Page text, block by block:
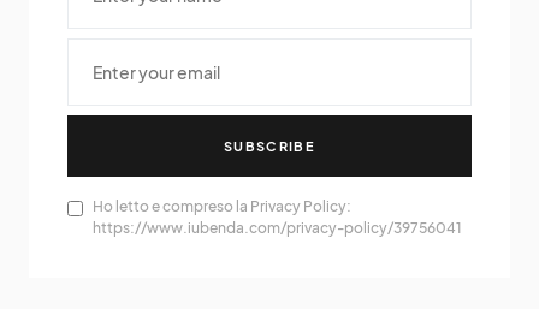
SUBSCRIBE
Ho letto e compreso la Privacy Policy:
https://www.iubenda.com/privacy-policy/39756041